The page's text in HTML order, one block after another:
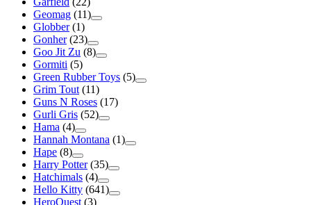
Geomag (11)
Globber (1)
Gonher (23)
Goo Jit Zu (8)
Gormiti (5)
Green Rubber Toys (5)
Grim Tout (11)
Guns N Roses (17)
Gurli Gris (52)
Hama (4)
Hannah Montana (1)
Hape (8)
Harry Potter (35)
Hatchimals (4)
Hello Kitty (641)
HeroQuest (3)